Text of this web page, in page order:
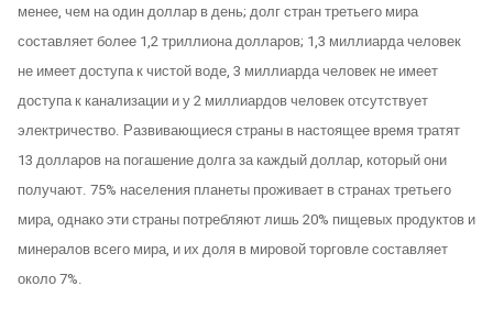
менее, чем на один доллар в день; долг стран третьего мира
составляет более 1,2 триллиона долларов; 1,3 миллиарда человек
не имеет доступа к чистой воде, 3 миллиарда человек не имеет
доступа к канализации и у 2 миллиардов человек отсутствует
электричество. Развивающиеся страны в настоящее время тратят
13 долларов на погашение долга за каждый доллар, который они
получают. 75% населения планеты проживает в странах третьего
мира, однако эти страны потребляют лишь 20% пищевых продуктов и
минералов всего мира, и их доля в мировой торговле составляет
около 7%.